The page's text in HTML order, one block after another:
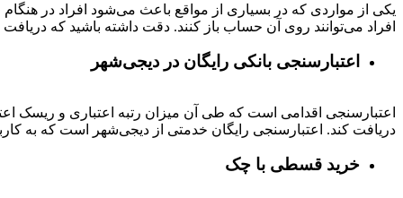
یکی از مواردی که در بسیاری از مواقع باعث می‌شود افراد در
افراد می‌توانند روی آن حساب باز کنند. دقت داشته باشید که
اعتبارسنجی بانکی رایگان در دیجی‌شهر
اعتبارسنجی اقدامی است که طی آن میزان رتبه اعتباری و ریسک
دریافت کند. اعتبارسنجی رایگان خدمتی از دیجی‌شهر است که به
خرید قسطی با چک